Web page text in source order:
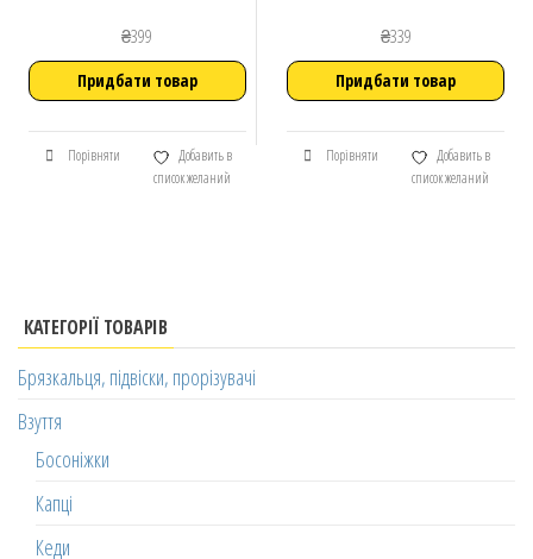
₴399
Придбати товар
Порівняти
Добавить в
список желаний
₴339
Придбати товар
Порівняти
Добавить в
список желаний
КАТЕГОРІЇ ТОВАРІВ
Брязкальця, підвіски, прорізувачі
Взуття
Босоніжки
Капці
Кеди